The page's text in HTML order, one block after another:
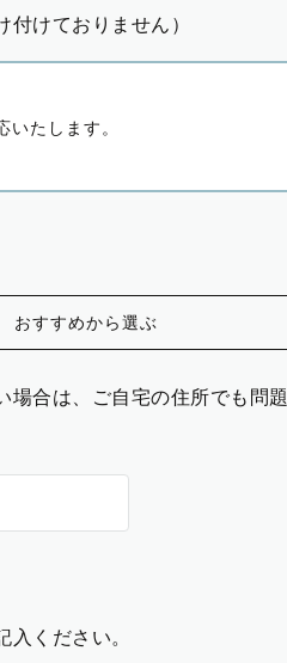
けておりません）
たします。
おすすめから選ぶ
場合は、ご自宅の住所でも問題
ください。